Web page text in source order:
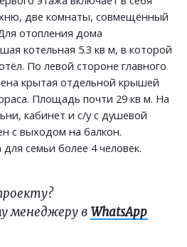
две комнаты, совмещённый
отопления дома
котельная 5.3 кв м, в которой
По левой стороне главного
крытая отдельной крышей
Площадь почти 29 кв м. На
кабинет и с/у с душевой
с выходом на балкон.
семьи более 4 человек.
менеджеру в WhatsApp